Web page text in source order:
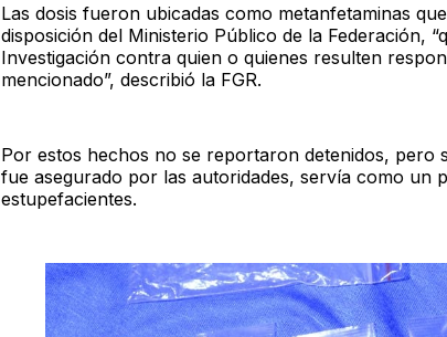
Las dosis fueron ubicadas como metanfetaminas
disposición del Ministerio Público de la Federación,
Investigación contra quien o quienes resulten
mencionado”, describió la FGR.
Por estos hechos no se reportaron detenidos, pero
fue asegurado por las autoridades, servía como un
estupefacientes.